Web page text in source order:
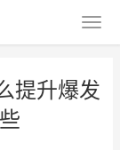
提升爆发